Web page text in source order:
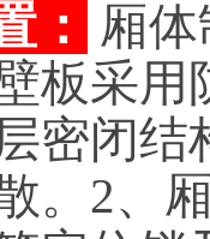
：
厢
板采
密闭
。2、